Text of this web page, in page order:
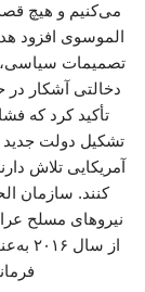
می‌کنیم و هیچ
الموسوی افزود
تصمیمات سیاسی،
دخالتی آشکار
تأکید کرد که
تشکیل دولت
آمریکایی تلاش
نیروهای مسلح
از